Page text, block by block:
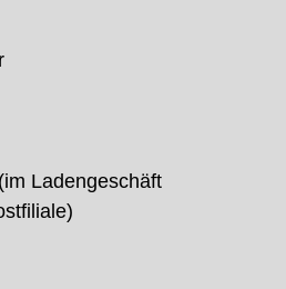
Ladengeschäft